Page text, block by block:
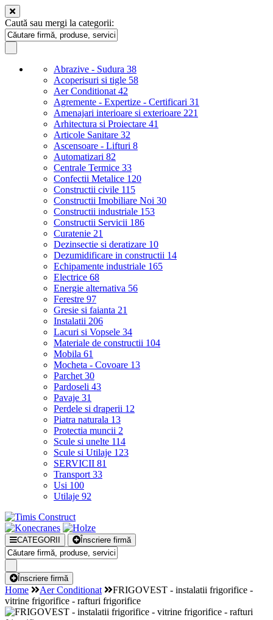
Caută sau mergi la categorii:
Abrazive - Sudura 38
Acoperisuri si tigle 58
Aer Conditionat 42
Agremente - Expertize - Certificari 31
Amenajari interioare si exterioare 221
Arhitectura si Proiectare 41
Articole Sanitare 32
Ascensoare - Lifturi 8
Automatizari 82
Centrale Termice 33
Confectii Metalice 120
Constructii civile 115
Constructii Imobiliare Noi 30
Constructii industriale 153
Constructii Servicii 186
Curatenie 21
Dezinsectie si deratizare 10
Dezumidificare in constructii 14
Echipamente industriale 165
Electrice 68
Energie alternativa 56
Ferestre 97
Gresie si faianta 21
Instalatii 206
Lacuri si Vopsele 34
Materiale de constructii 104
Mobila 61
Mocheta - Covoare 13
Parchet 30
Pardoseli 43
Pavaje 31
Perdele si draperii 12
Piatra naturala 13
Protectia muncii 2
Scule si unelte 114
Scule si Utilaje 123
SERVICII 81
Transport 33
Usi 100
Utilaje 92
CATEGORII Înscriere firmă
Înscriere firmă
Home Aer Conditionat
FRIGOVEST - instalatii frigorifice -
vitrine frigorifice - rafturi frigorifice